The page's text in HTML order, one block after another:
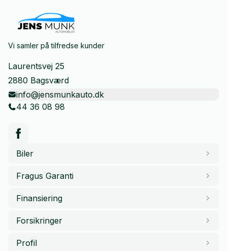
Vi samler på tilfredse kunder
Laurentsvej 25
2880 Bagsværd
info@jensmunkauto.dk
44 36 08 98
Biler
Fragus Garanti
Finansiering
Forsikringer
Profil